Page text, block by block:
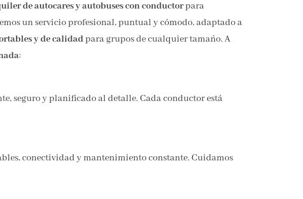
de autocares y autobuses con conductorpara
un servicio profesional, puntual y cómodo, adaptado a
y de calidadpara grupos de cualquier tamaño. A
:
seguro y planificado al detalle. Cada conductor está
conectividad y mantenimiento constante. Cuidamos